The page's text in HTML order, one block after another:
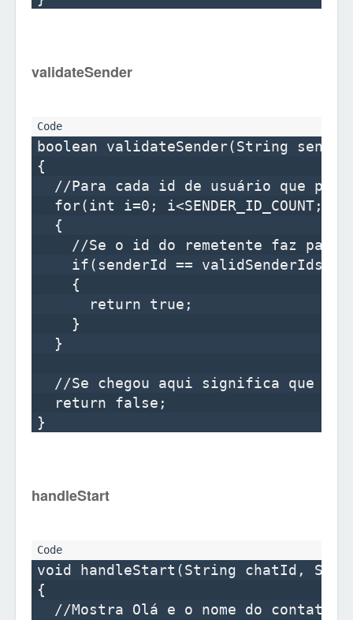
validateSender
boolean validateSender(String
{
//Para cada id de usuário que
for(int i=0; i<SENDER_ID_COUNT;
  {
//Se o id do remetente faz
if(senderId ==
    {
      return true;
    }
  }
//Se chegou aqui significa que
  return false;
handleStart
void handleStart(String chatId,
{
//Mostra Olá e o nome do contato